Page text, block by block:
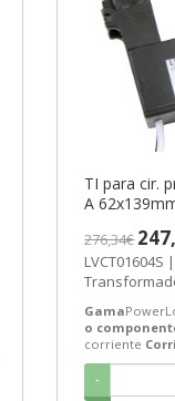
TI para cir.
A
SEMANAS]
276,34€
LVCT01604S
LVCT01604S...
Gama
o
corriente
-